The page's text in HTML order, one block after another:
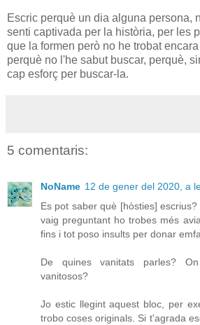
Escric perquè un dia alguna persona,
senti captivada per la història, per les
que la formen però no he trobat
perquè no l'he sabut buscar, perquè,
cap esforç per buscar-la.
5 comentaris:
NoName 12 de gener del 2020, a
Es pot saber què [hòsties]
vaig preguntant ho trobes més
fins i tot poso insults per donar
De quines vanitats parles?
vanitosos?
Jo estic llegint aquest bloc, per
trobo coses originals. Si t'agrada